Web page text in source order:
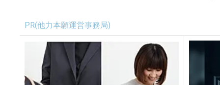
PR(他力本願運営事務局)